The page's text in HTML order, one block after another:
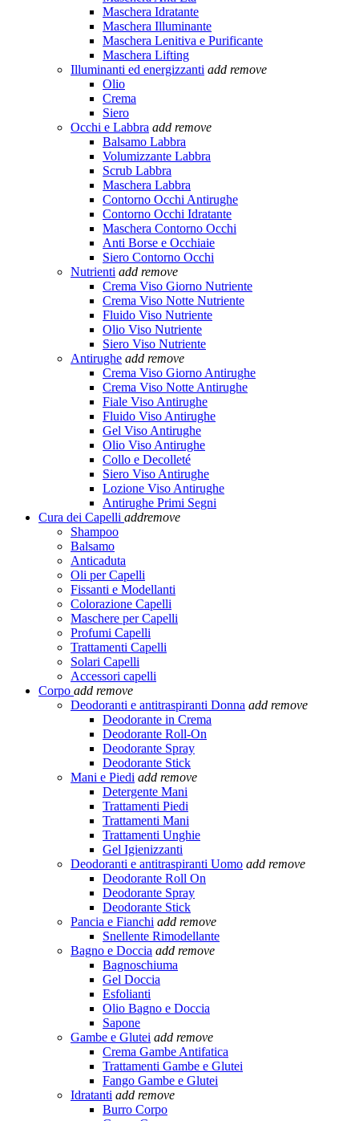
Maschera Idratante
Maschera Illuminante
Maschera Lenitiva e Purificante
Maschera Lifting
Illuminanti ed energizzanti add remove
Olio
Crema
Siero
Occhi e Labbra add remove
Balsamo Labbra
Volumizzante Labbra
Scrub Labbra
Maschera Labbra
Contorno Occhi Antirughe
Contorno Occhi Idratante
Maschera Contorno Occhi
Anti Borse e Occhiaie
Siero Contorno Occhi
Nutrienti add remove
Crema Viso Giorno Nutriente
Crema Viso Notte Nutriente
Fluido Viso Nutriente
Olio Viso Nutriente
Siero Viso Nutriente
Antirughe add remove
Crema Viso Giorno Antirughe
Crema Viso Notte Antirughe
Fiale Viso Antirughe
Fluido Viso Antirughe
Gel Viso Antirughe
Olio Viso Antirughe
Collo e Decolleté
Siero Viso Antirughe
Lozione Viso Antirughe
Antirughe Primi Segni
Cura dei Capelli addremove
Shampoo
Balsamo
Anticaduta
Oli per Capelli
Fissanti e Modellanti
Colorazione Capelli
Maschere per Capelli
Profumi Capelli
Trattamenti Capelli
Solari Capelli
Accessori capelli
Corpo add remove
Deodoranti e antitraspiranti Donna add remove
Deodorante in Crema
Deodorante Roll-On
Deodorante Spray
Deodorante Stick
Mani e Piedi add remove
Detergente Mani
Trattamenti Piedi
Trattamenti Mani
Trattamenti Unghie
Gel Igienizzanti
Deodoranti e antitraspiranti Uomo add remove
Deodorante Roll On
Deodorante Spray
Deodorante Stick
Pancia e Fianchi add remove
Snellente Rimodellante
Bagno e Doccia add remove
Bagnoschiuma
Gel Doccia
Esfolianti
Olio Bagno e Doccia
Sapone
Gambe e Glutei add remove
Crema Gambe Antifatica
Trattamenti Gambe e Glutei
Fango Gambe e Glutei
Idratanti add remove
Burro Corpo